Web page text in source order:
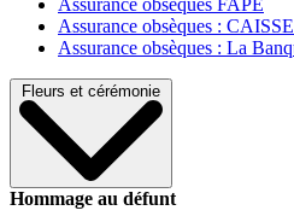
Assurance obsèques :
Assurance obsèques : La
Fleurs et cérémonie
Hommage au défunt